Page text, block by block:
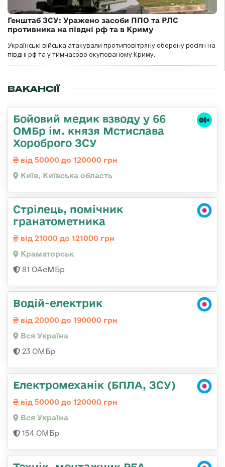
Генштаб ЗСУ: Уражено засоби ППО та РЛС
противника на півдні рф та в Криму
Українські війська атакували протиповітряну оборону росіян на
півдні рф та у тимчасово окупованому Криму.
ВАКАНСІЇ
Бойовий медик взводу у 66
ОМБр ім. князя Мстислава
Хороброго ЗСУ
від 50000 до 120000 грн
Київ, Київська область
Стрілець, помічник
гранатометника
від 21000 до 121000 грн
Краматорськ
81 ОАеМБр
Водій-електрик
від 20000 до 190000 грн
Вся Україна
23 ОМБр
Електромеханік (БПЛА, ЗСУ)
від 50000 до 120000 грн
Вся Україна
154 ОМБр